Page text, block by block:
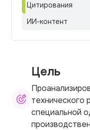
Цитирования
ИИ-контент
Цель
технического
специальной